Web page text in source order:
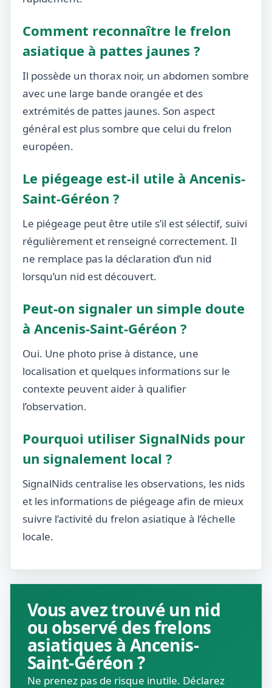
Comment reconnaître le frelon
asiatique à pattes jaunes ?
Il possède un thorax noir, un abdomen sombre
avec une large bande orangée et des
extrémités de pattes jaunes. Son aspect
général est plus sombre que celui du frelon
européen.
Le piégeage est-il utile à Ancenis-
Saint-Géréon ?
Le piégeage peut être utile s’il est sélectif, suivi
régulièrement et renseigné correctement. Il
ne remplace pas la déclaration d’un nid
lorsqu’un nid est découvert.
Peut-on signaler un simple doute
à Ancenis-Saint-Géréon ?
Oui. Une photo prise à distance, une
localisation et quelques informations sur le
contexte peuvent aider à qualifier
l’observation.
Pourquoi utiliser SignalNids pour
un signalement local ?
SignalNids centralise les observations, les nids
et les informations de piégeage afin de mieux
suivre l’activité du frelon asiatique à l’échelle
locale.
Vous avez trouvé un nid
ou observé des frelons
asiatiques à Ancenis-
Saint-Géréon ?
Ne prenez pas de risque inutile. Déclarez